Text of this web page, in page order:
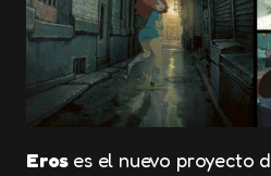
Eros es el nuevo proyecto